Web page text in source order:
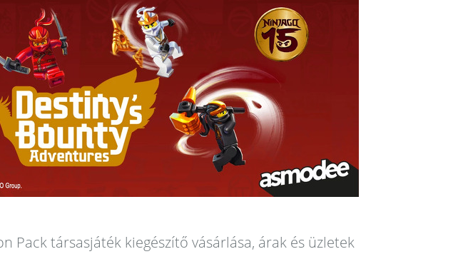
Pack társasjáték kiegészítő vásárlása, árak és üzletek